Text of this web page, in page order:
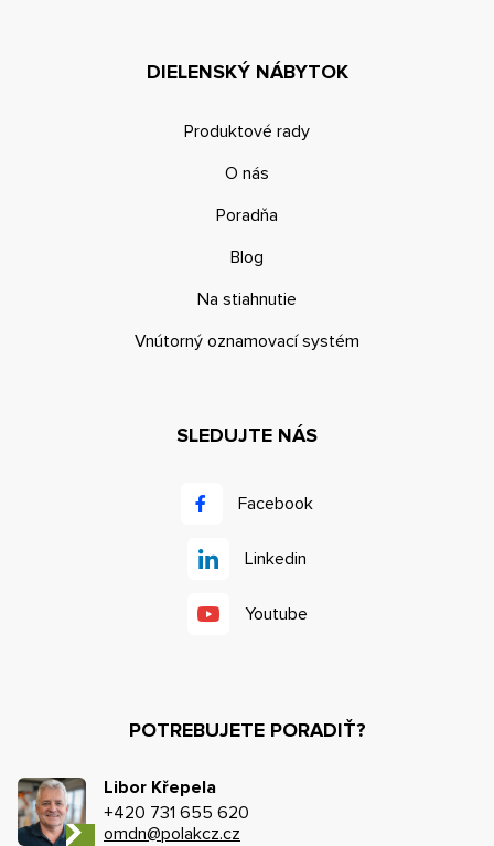
DIELENSKÝ NÁBYTOK
Produktové rady
O nás
Poradňa
Blog
Na stiahnutie
Vnútorný oznamovací systém
SLEDUJTE NÁS
Facebook
Linkedin
Youtube
POTREBUJETE PORADIŤ?
Libor Křepela
+420 731 655 620
omdn@polakcz.cz